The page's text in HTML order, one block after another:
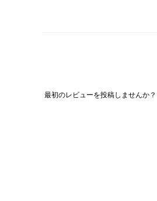
最初のレビューを投稿しませんか